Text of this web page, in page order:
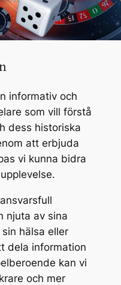
informativ och
som vill förstå
dess historiska
att erbjuda
vi kunna bidra
njuta av sina
hälsa eller
dela information
kan vi
och mer